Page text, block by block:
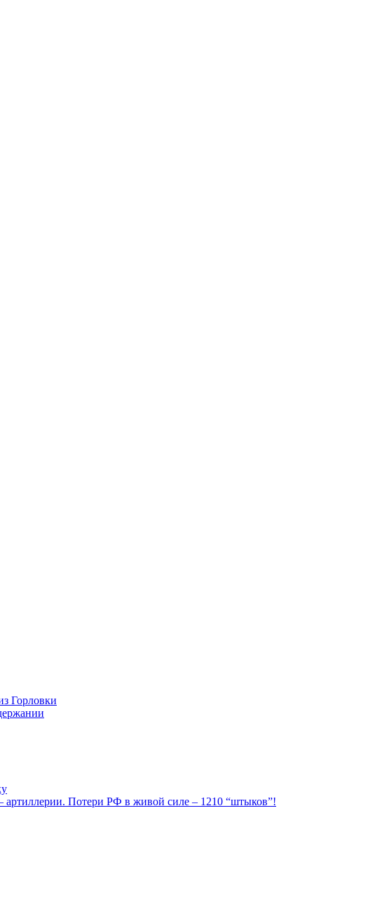
Горловки
Потери РФ в живой силе – 1210 “штыков”!